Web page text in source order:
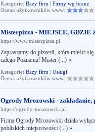
Kategorie: Bazy firm | Firmy wg branż
Ocena użytkowników www:
Misterpizza - MIEJSCE, GDZIE
https://www.misterpizza.pl
Zapraszamy do pizzerii, która mieści
całego Poznania! Mister (...) »
Kategorie: Bazy firm | Usługi
Ocena użytkowników www:
Ogrody Mrozowski - zakładanie,
https://ogrody-mrozowski.pl
Firma Ogrody Mrozowski działa
pobliskich miejscowości (...) »